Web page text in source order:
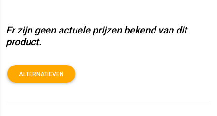
Er zijn geen actuele prijzen bekend van dit
product.
ALTERNATIEVEN